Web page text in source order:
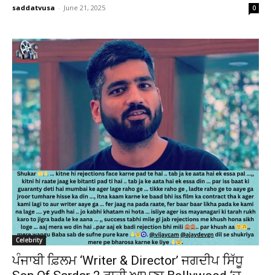
saddatvusa - June 21, 2025 0
Celebrity
ਪੰਜਾਬੀ ਫ਼ਿਲਮ ‘Writer & Director’ ਜਗਦੀਪ ਸਿੱਧੂ